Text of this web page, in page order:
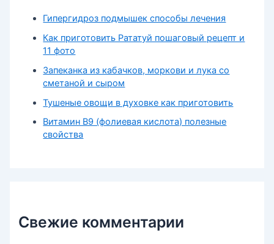
Гипергидроз подмышек способы лечения
Как приготовить Рататуй пошаговый рецепт и
11 фото
Запеканка из кабачков, моркови и лука со
сметаной и сыром
Тушеные овощи в духовке как приготовить
Витамин В9 (фолиевая кислота) полезные
свойства
Свежие комментарии